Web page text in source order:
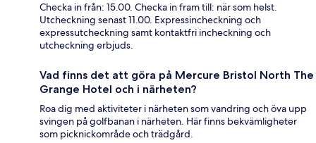
Checka in från: 15.00. Checka in fram till: när som helst.
Utcheckning senast 11.00. Expressincheckning och
expressutcheckning samt kontaktfri incheckning och
utcheckning erbjuds.
Vad finns det att göra på Mercure Bristol North The
Grange Hotel och i närheten?
Roa dig med aktiviteter i närheten som vandring och öva upp
svingen på golfbanan i närheten. Här finns bekvämligheter
som picknickområde och trädgård.